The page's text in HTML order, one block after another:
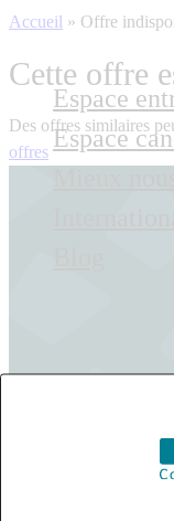
Espace
Espace
Accueil » Offre
Cette offre
Des offres similaires
offres